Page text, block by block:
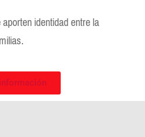
identidad entre la